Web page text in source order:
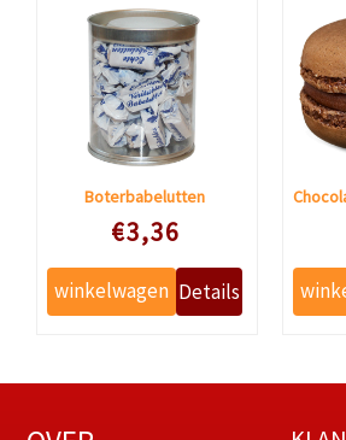
Boterbabelutten
Speciale prijs
€3,36